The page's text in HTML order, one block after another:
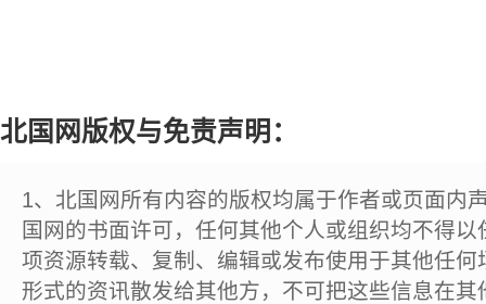
北国网版权与免责声明：
1、北国网所有内容的版权均属于作者或页面内
国网的书面许可，任何其他个人或组织均不得
项资源转载、复制、编辑或发布使用于其他任
形式的资讯散发给其他方，不可把这些信息在